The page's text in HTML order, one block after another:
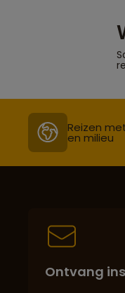
Reizen
en milieu
Ontvang